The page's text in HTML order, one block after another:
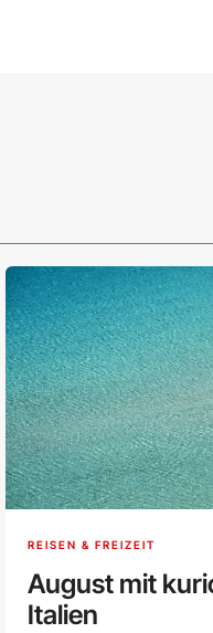
REISEN & FREIZEIT
August mit
Italien